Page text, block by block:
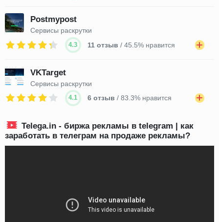
Postmypost
Сервисы раскрутки
4.3 11 отзыв / 45.5% нравится
VKTarget
Сервисы раскрутки
4.1 6 отзыв / 83.3% нравится
Telega.in - биржа рекламы в telegram | как
заработать в телеграм на продаже рекламы?